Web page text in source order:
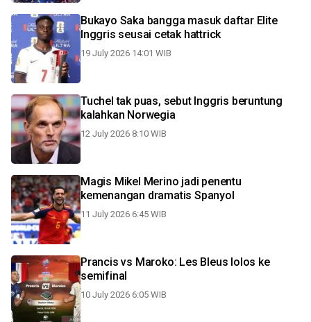
Bukayo Saka bangga masuk daftar Elite
Inggris seusai cetak hattrick
19 July 2026 14:01 WIB
Tuchel tak puas, sebut Inggris beruntung
kalahkan Norwegia
12 July 2026 8:10 WIB
Magis Mikel Merino jadi penentu
kemenangan dramatis Spanyol
11 July 2026 6:45 WIB
Prancis vs Maroko: Les Bleus lolos ke
semifinal
10 July 2026 6:05 WIB